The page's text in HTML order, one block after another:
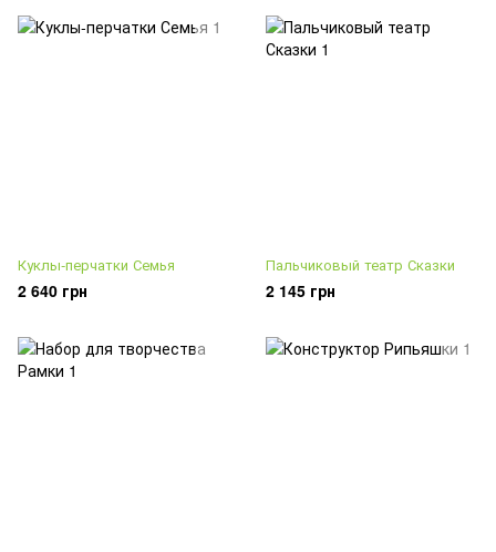
Куклы-перчатки Семья
2 640 грн
Пальчиковый театр Сказки
2 145 грн